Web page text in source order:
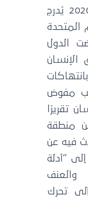
باستثناء عضو واحد، قرارًا في عام 2020 يُدرج
المتحدة
وفي أكتوبر 2022 رفضت الدول
مفوض
تقريرًا
منطقة
فيه عن
“أدلة
تحرك